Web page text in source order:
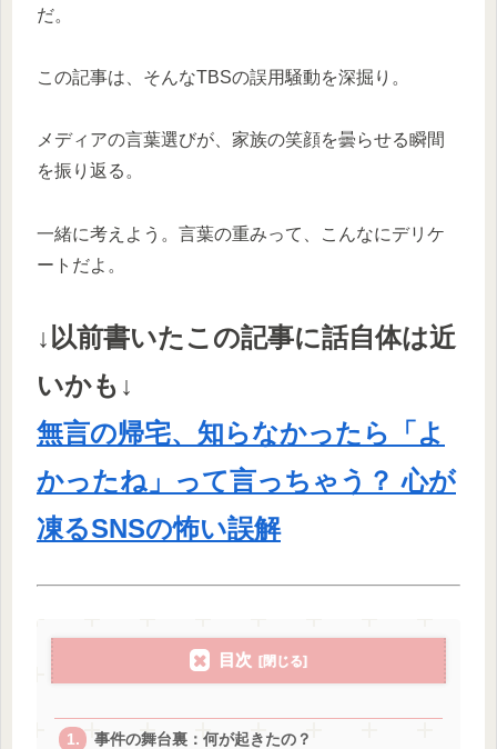
だ。
この記事は、そんなTBSの誤用騒動を深掘り。
メディアの言葉選びが、家族の笑顔を曇らせる瞬間
を振り返る。
一緒に考えよう。言葉の重みって、こんなにデリケ
ートだよ。
↓以前書いたこの記事に話自体は近
いかも↓
無言の帰宅、知らなかったら「よ
かったね」って言っちゃう？ 心が
凍るSNSの怖い誤解
目次
事件の舞台裏：何が起きたの？